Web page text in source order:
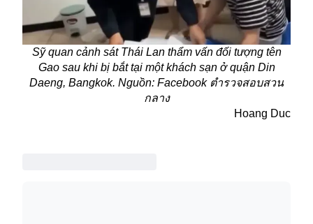
Sỹ quan cảnh sát Thái Lan thẩm vấn đối tượng tên
Gao sau khi bị bắt tại một khách sạn ở quận Din
Daeng, Bangkok. Nguồn: Facebook ตำรวจสอบสวน
กลาง
Hoang Duc